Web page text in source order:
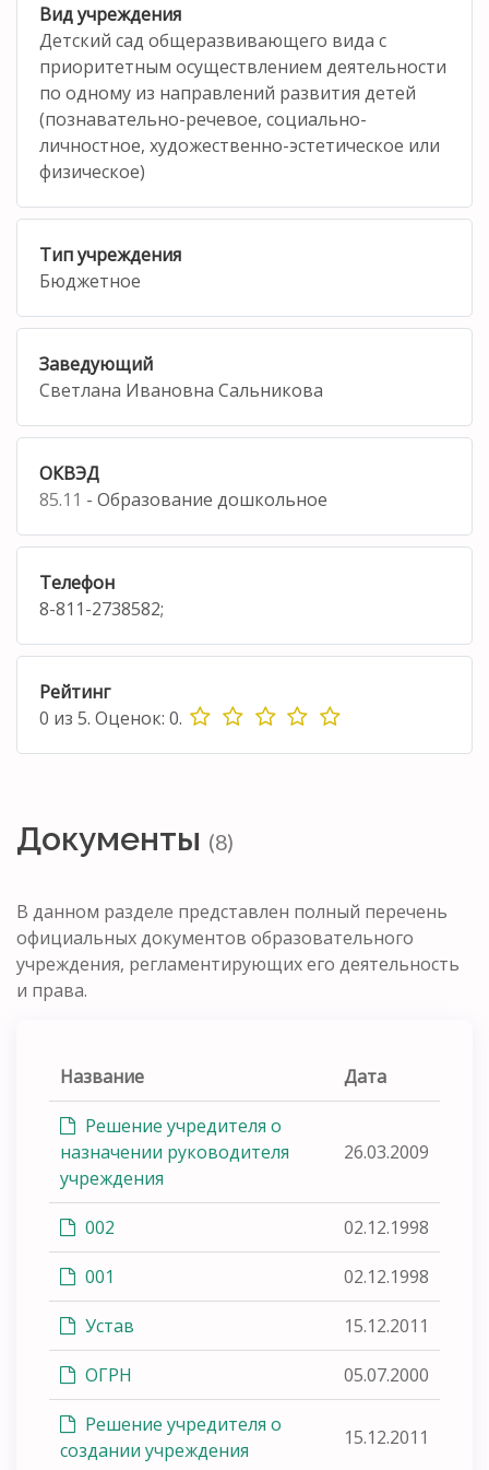
Вид учреждения
Детский сад общеразвивающего вида с
приоритетным осуществлением деятельности
по одному из направлений развития детей
(познавательно-речевое, социально-
личностное, художественно-эстетическое или
физическое)
Тип учреждения
Бюджетное
Заведующий
Светлана Ивановна Сальникова
ОКВЭД
85.11 - Образование дошкольное
Телефон
8-811-2738582;
Рейтинг
0 из 5. Оценок: 0.
Документы (8)
В данном разделе представлен полный перечень
официальных документов образовательного
учреждения, регламентирующих его деятельность
и права.
Название Дата
Решение учредителя о
назначении руководителя
учреждения
26.03.2009
002 02.12.1998
001 02.12.1998
Устав 15.12.2011
ОГРН 05.07.2000
Решение учредителя о
создании учреждения
15.12.2011